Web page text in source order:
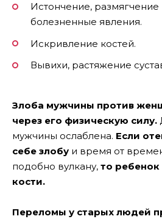
Истончение, размягчение
болезненные явления.
Искривление костей.
Вывихи, растяжение
Злоба мужчины против
через его физическую силу.
мужчины ослаблена. Если
себе злобу и время от
подобно вулкану, то ребенок
кости.
Переломы у старых людей